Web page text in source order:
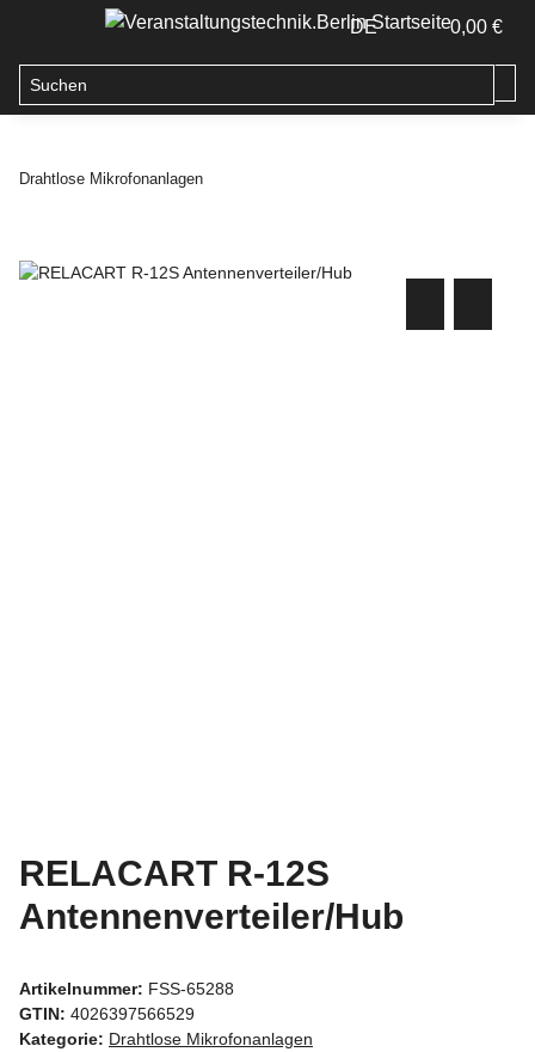
DE 0,00 €
Drahtlose Mikrofonanlagen
RELACART R-12S
Antennenverteiler/Hub
Artikelnummer: FSS-65288
GTIN: 4026397566529
Kategorie: Drahtlose Mikrofonanlagen